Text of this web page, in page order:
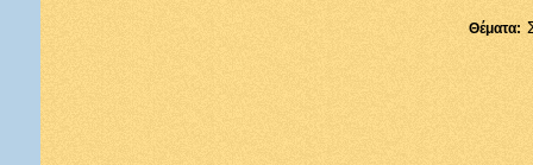
Θέματα: